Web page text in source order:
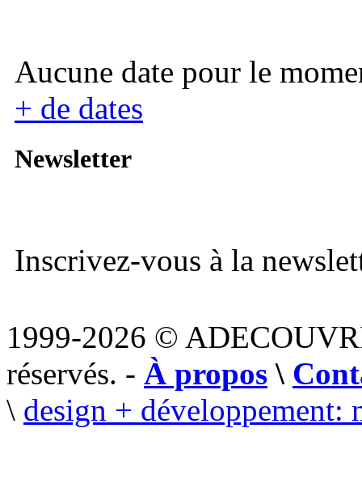
Aucune date pour le
+ de dates
Newsletter
Inscrivez-vous à la
1999-2026 ©
réservés. - À propos \
\ design + développement: